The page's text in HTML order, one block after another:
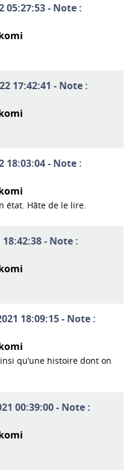
05:27:53 - Note :
17:42:41 - Note :
18:03:04 - Note :
état. Hâte de le lire.
- Note :
18:09:15 - Note :
qu’une histoire dont on
00:39:00 - Note :